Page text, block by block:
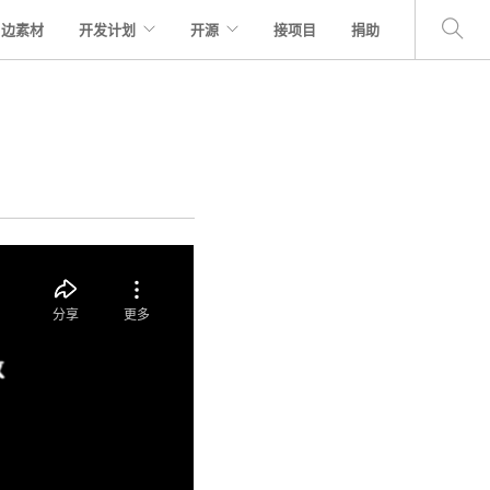
素材 开发计划 开源 接项目 捐助